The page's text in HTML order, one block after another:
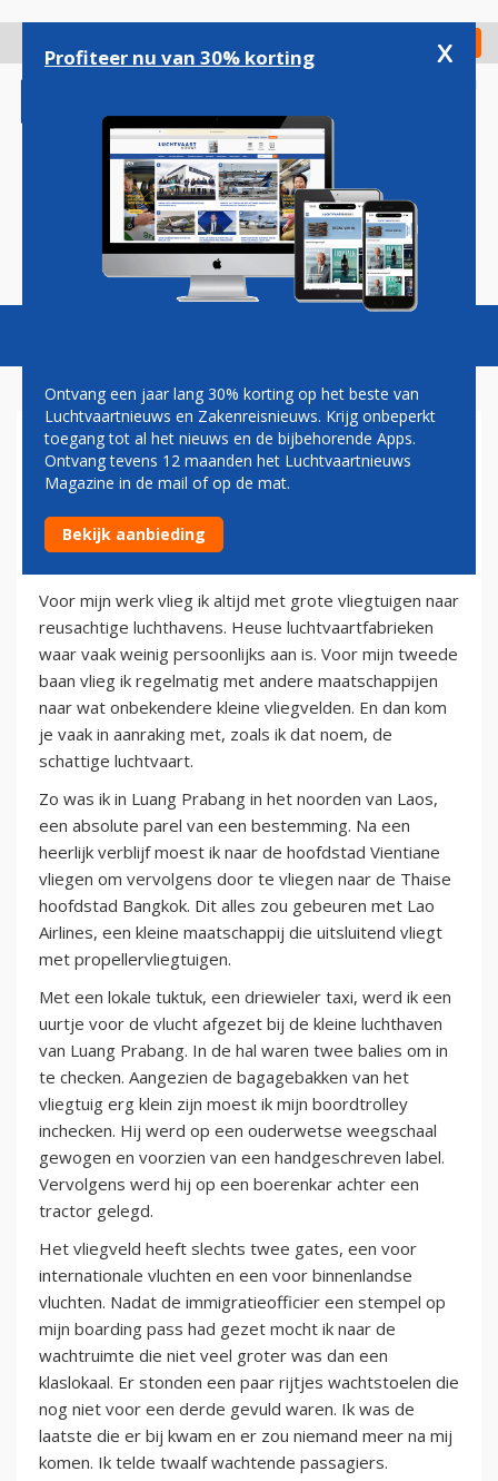
gaan
Check in
Magazine Podcasts Vacatures
DIEDERIK SWART: SCHATTIGE
LUCHTVAART
22 juni 2011
Voor mijn werk vlieg ik altijd met grote vliegtuigen naar
reusachtige luchthavens. Heuse luchtvaartfabrieken
waar vaak weinig persoonlijks aan is. Voor mijn tweede
baan vlieg ik regelmatig met andere maatschappijen
naar wat onbekendere kleine vliegvelden. En dan kom
je vaak in aanraking met, zoals ik dat noem, de
schattige luchtvaart.
Zo was ik in Luang Prabang in het noorden van Laos,
een absolute parel van een bestemming. Na een
heerlijk verblijf moest ik naar de hoofdstad Vientiane
vliegen om vervolgens door te vliegen naar de Thaise
hoofdstad Bangkok. Dit alles zou gebeuren met Lao
Airlines, een kleine maatschappij die uitsluitend vliegt
met propellervliegtuigen.
Met een lokale tuktuk, een driewieler taxi, werd ik een
uurtje voor de vlucht afgezet bij de kleine luchthaven
van Luang Prabang. In de hal waren twee balies om in
te checken. Aangezien de bagagebakken van het
vliegtuig erg klein zijn moest ik mijn boordtrolley
inchecken. Hij werd op een ouderwetse weegschaal
gewogen en voorzien van een handgeschreven label.
Vervolgens werd hij op een boerenkar achter een
tractor gelegd.
Het vliegveld heeft slechts twee gates, een voor
internationale vluchten en een voor binnenlandse
vluchten. Nadat de immigratieofficier een stempel op
mijn boarding pass had gezet mocht ik naar de
wachtruimte die niet veel groter was dan een
klaslokaal. Er stonden een paar rijtjes wachtstoelen die
nog niet voor een derde gevuld waren. Ik was de
laatste die er bij kwam en er zou niemand meer na mij
komen. Ik telde twaalf wachtende passagiers.
Profiteer nu van 30% korting x
Ontvang een jaar lang 30% korting op het beste van
Luchtvaartnieuws en Zakenreisnieuws. Krijg onbeperkt
toegang tot al het nieuws en de bijbehorende Apps.
Ontvang tevens 12 maanden het Luchtvaartnieuws
Magazine in de mail of op de mat.
Bekijk aanbieding